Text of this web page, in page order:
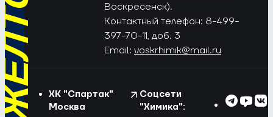
Воскресенск).
Контактный телефон: 8-499-
397-70-11, доб. 3
Email: voskrhimik@mail.ru
ХК "Спартак"
Москва
Соцсети
"Химика":